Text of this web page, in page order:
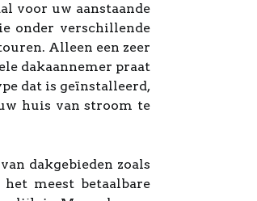
voor uw aanstaande
onder verschillende
Alleen een zeer
dakaannemer praat
dat is geïnstalleerd,
huis van stroom te
dakgebieden zoals
meest betaalbare